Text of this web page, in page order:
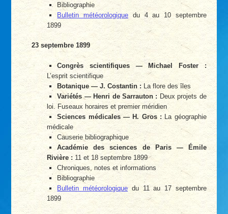
Bibliographie
Bulletin météorologique du 4 au 10 septembre
1899
23 septembre 1899
Congrès scientifiques — Michael Foster :
L’esprit scientifique
Botanique — J. Costantin :La flore des îles
Variétés — Henri de Sarrauton : Deux projets de
loi. Fuseaux horaires et premier méridien
Sciences médicales — H. Gros : La géographie
médicale
Causerie bibliographique
Académie des sciences de Paris — Émile
Rivière : 11 et 18 septembre 1899
Chroniques, notes et informations
Bibliographie
Bulletin météorologiquedu 11 au 17 septembre
1899